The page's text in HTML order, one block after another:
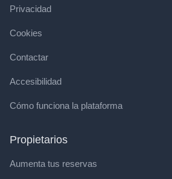
Privacidad
Cookies
Contactar
Accesibilidad
Cómo funciona la plataforma
Propietarios
Aumenta tus reservas